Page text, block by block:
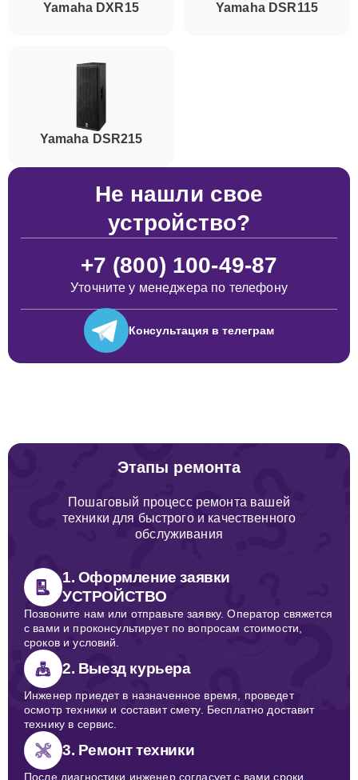
Yamaha DXR15 Yamaha DSR115
Yamaha DSR215
Не нашли свое
устройство?
+7 (800) 100-49-87
Уточните у менеджера по телефону
Консультация в телеграм
Этапы ремонта
Пошаговый процесс ремонта вашей
техники для быстрого и качественного
обслуживания
1. Оформление заявки
УСТРОЙСТВО
Позвоните нам или отправьте заявку. Оператор свяжется
с вами и проконсультирует по вопросам стоимости,
сроков и условий.
2. Выезд курьера
Инженер приедет в назначенное время, проведет
осмотр техники и составит смету. Бесплатно доставит
технику в сервис.
3. Ремонт техники
После диагностики инженер согласует с вами сроки,